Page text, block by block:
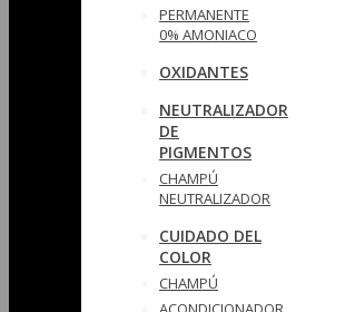
PERMANENTE
0% AMONIACO
OXIDANTES
NEUTRALIZADOR
DE
PIGMENTOS
CHAMPÚ
NEUTRALIZADOR
CUIDADO DEL
COLOR
CHAMPÚ